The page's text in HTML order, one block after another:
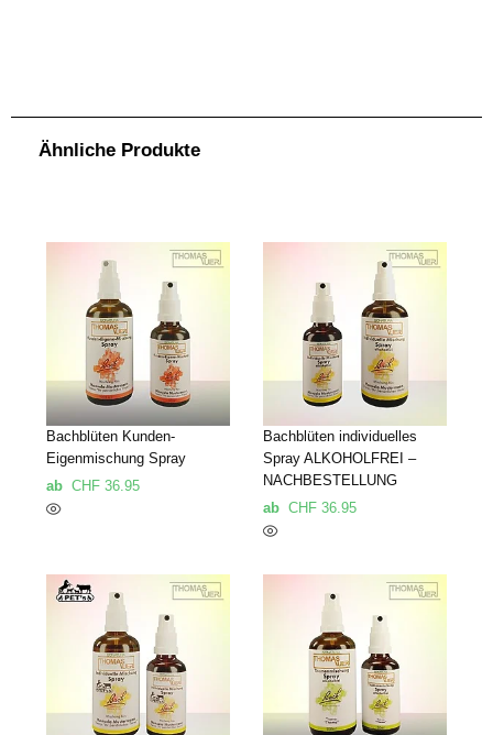
Ähnliche Produkte
Bachblüten Kunden-
Eigenmischung Spray
ab CHF 36.95
Bachblüten individuelles
Spray ALKOHOLFREI –
NACHBESTELLUNG
ab CHF 36.95